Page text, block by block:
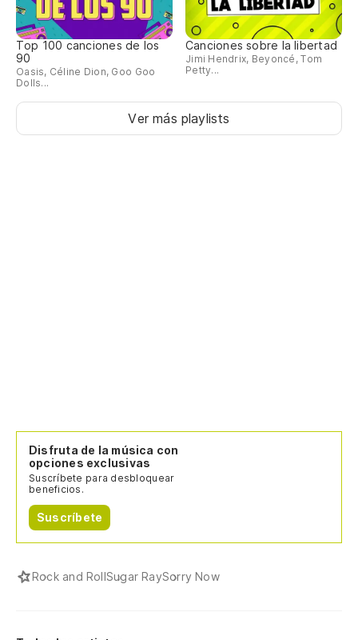
Top 100 canciones de los
90
Oasis, Céline Dion, Goo Goo
Dolls...
Canciones sobre la libertad
Jimi Hendrix, Beyoncé, Tom
Petty...
Ver más playlists
Disfruta de la música con
opciones exclusivas
Suscríbete para desbloquear
beneficios.
Suscríbete
Rock and RollSugar RaySorry Now